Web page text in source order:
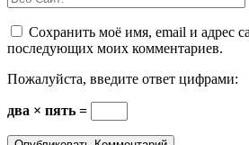
Сохранить моё имя, email и адрес
последующих моих комментариев.
Пожалуйста, введите ответ цифрами:
два × пять =